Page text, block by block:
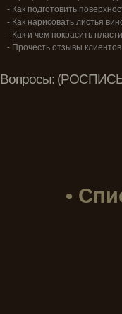
- Как подготовить
- Как нарисовать листья
- Как и чем покрасить
- Прочесть отзывы клиентов
Вопросы:
•